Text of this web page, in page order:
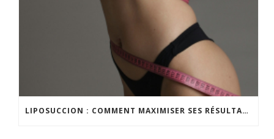
LIPOSUCCION : COMMENT MAXIMISER SES RÉSULTATS ?